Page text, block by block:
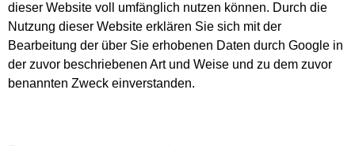
dieser Website voll umfänglich nutzen können. Durch die
Nutzung dieser Website erklären Sie sich mit der
Bearbeitung der über Sie erhobenen Daten durch Google in
der zuvor beschriebenen Art und Weise und zu dem zuvor
benannten Zweck einverstanden.